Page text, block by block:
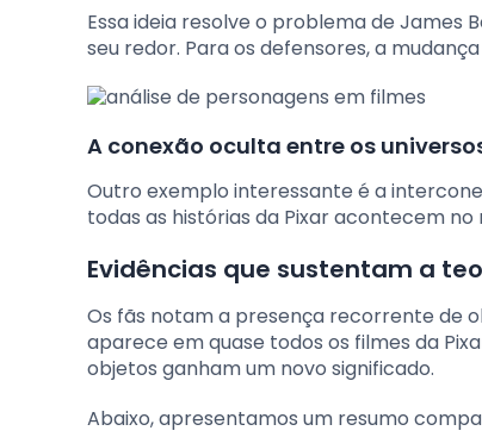
Essa ideia resolve o problema de James
seu redor. Para os defensores, a
A conexão oculta entre os
Outro exemplo interessante é a
todas as histórias da Pixar acontecem
Evidências que sustentam a
Os fãs notam a presença recorrente de
aparece em quase todos os filmes da
objetos ganham um novo significado.
Abaixo, apresentamos um resumo